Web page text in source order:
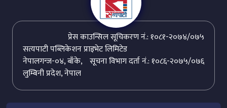
प्रेस काउन्सिल सूचिकरण नं.: १०८१-२०७४/०७५
सत्यपाटी पब्लिकेशन प्राइभेट लिमिटेड
सूचना विभाग दर्ता नं.: १०८६-२०७५/०७६
नेपालगन्ज-०४, बाँके,
लुम्बिनी प्रदेश, नेपाल